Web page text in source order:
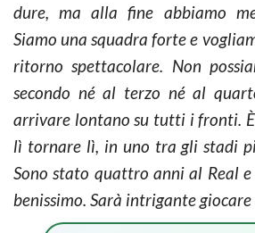
dure, ma alla fine abbiamo
Siamo una squadra forte e
ritorno spettacolare. Non
secondo né al terzo né al
arrivare lontano su tutti i fronti.
lì tornare lì, in uno tra gli stadi
Sono stato quattro anni al Real
benissimo. Sarà intrigante